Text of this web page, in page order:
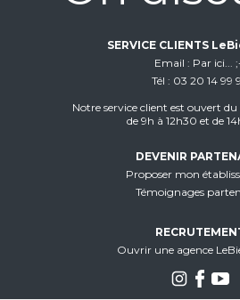
SERVICE CLIENTS
Email
Par ici...
Tél
03 20 14 99
Notre service client est ouvert
de 9h à 12h30 et de
DEVENIR
Proposer mon
Témoignages
Ouvrir une agence